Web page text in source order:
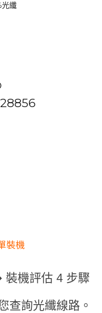
纖
裝機
裝機評估 4 步驟
查詢光纖線路 。